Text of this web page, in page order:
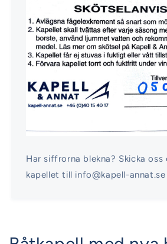
Har siffrorna blekna? Skicka oss
kapellet till info@kapell-annat.se